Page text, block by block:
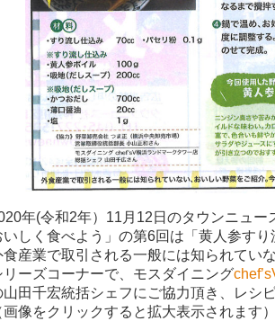
年(令和2年）11月12日のタウンニュー
いしく食べよう」の第6回は「黄人参す
食産業で取引される一般には知られてい
リーズコーナーで、モスダイニング
山田千宏統括シェフにご協力頂き、レシ
画像をクリックすると拡大表示されます